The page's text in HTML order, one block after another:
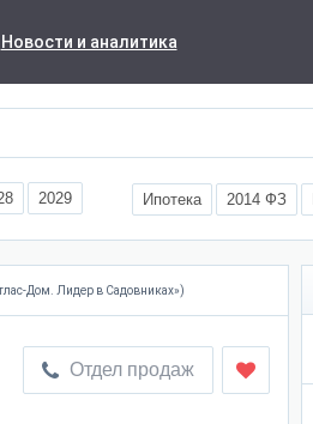
Новости и аналитика
2029 Ипотека 2014 ФЗ
Дом. Лидер в Садовниках»)
Отдел продаж